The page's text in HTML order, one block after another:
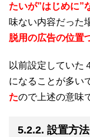
たいが”はじめに”
味ない内容だった
脱用の広告の位置
以前設定していた
になることが多い
たので上述の意味
5.2.2. 設置方法